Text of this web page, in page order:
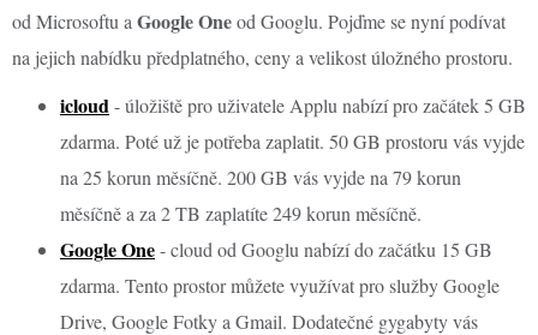
od Microsoftu a Google Oneod Googlu. Pojďme se nyní podívat
na jejich nabídku předplatného, ceny a velikost úložného prostoru.
icloud- úložiště pro uživatele Applu nabízí pro začátek 5 GB
zdarma. Poté už je potřeba zaplatit. 50 GB prostoru vás vyjde
na 25 korun měsíčně. 200 GB vás vyjde na 79 korun
měsíčně a za 2 TB zaplatíte 249 korun měsíčně.
Google One- cloud od Googlu nabízí do začátku 15 GB
zdarma. Tento prostor můžete využívat pro služby Google
Drive, Google Fotky a Gmail. Dodatečné gygabyty vás